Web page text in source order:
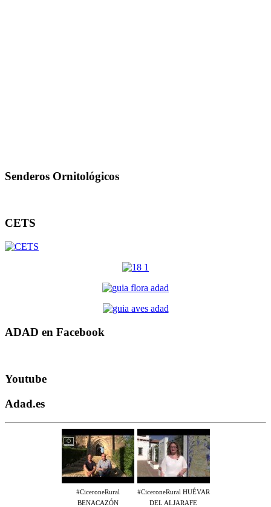
Senderos Ornitológicos
CETS
ADAD en Facebook
Youtube
Adad.es
#CiceroneRural
BENACAZÓN
#CiceroneRural HUÉVAR
DEL ALJARAFE